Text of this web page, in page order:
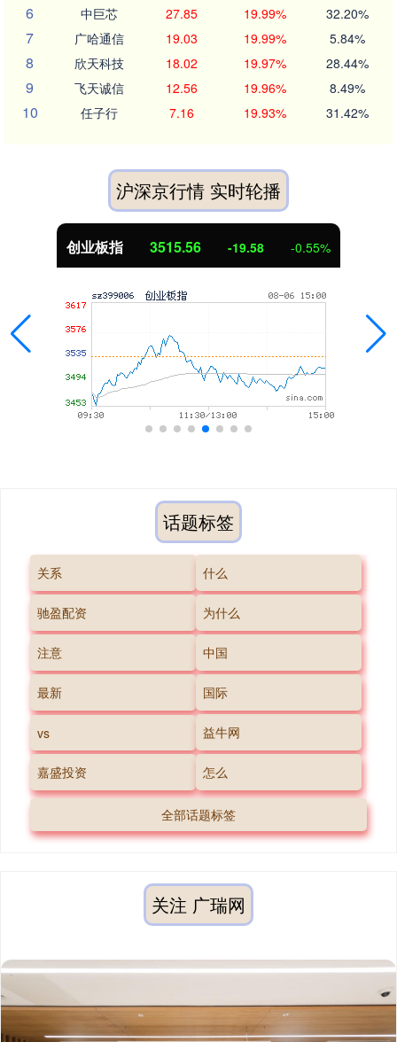
6 中巨芯 27.85 19.99% 32.20%
7 广哈通信 19.03 19.99% 5.84%
8 欣天科技 18.02 19.97% 28.44%
9 飞天诚信 12.56 19.96% 8.49%
10 任子行 7.16 19.93% 31.42%
沪深京行情 实时轮播
创业板指 3515.56 -19.58 -0.55%
话题标签
关系 什么
驰盈配资 为什么
注意 中国
最新 国际
vs 益牛网
嘉盛投资 怎么
全部话题标签
关注 广瑞网